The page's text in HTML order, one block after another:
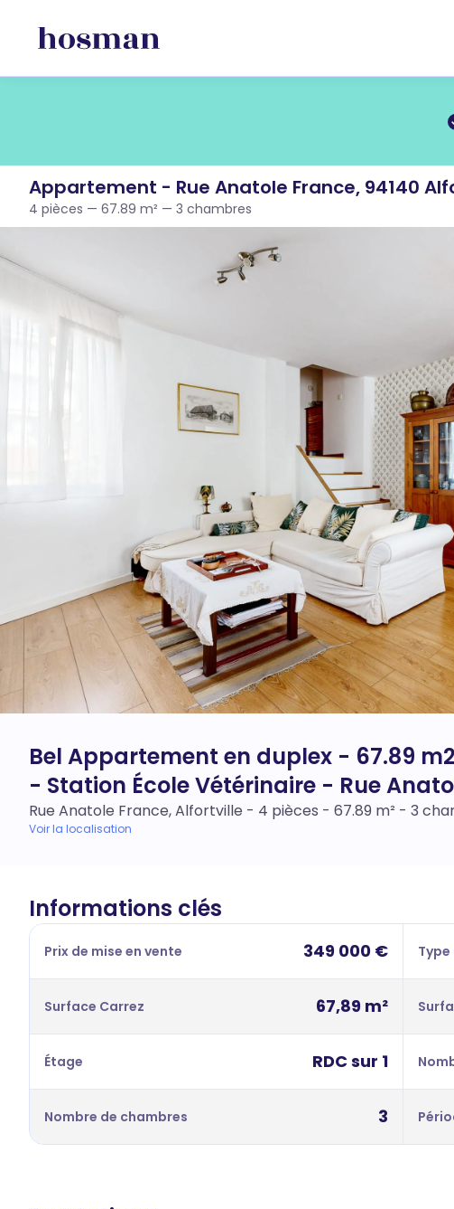
Appartement - Rue Anatole France, 94140
4 pièces — 67.89 m² — 3 chambres
Bel Appartement en duplex - 67.89
- Station École Vétérinaire - Rue
Rue Anatole France, Alfortville - 4 pièces - 67.89 m² - 3
Voir la localisation
Informations clés
Prix de mise en vente 349 000 € Type
Surface Carrez 67,89 m²
Étage RDC sur 1
Nombre de chambres 3